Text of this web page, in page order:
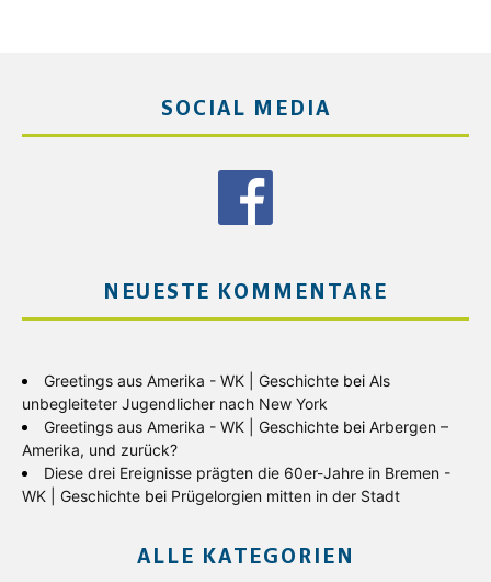
SOCIAL MEDIA
NEUESTE KOMMENTARE
Greetings aus Amerika - WK | Geschichte bei Als
unbegleiteter Jugendlicher nach New York
Greetings aus Amerika - WK | Geschichte bei Arbergen –
Amerika, und zurück?
Diese drei Ereignisse prägten die 60er-Jahre in Bremen -
WK | Geschichte bei Prügelorgien mitten in der Stadt
ALLE KATEGORIEN